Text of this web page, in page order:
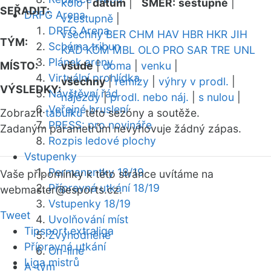
DRFG Arena
DRFG Arena
Schéma tribun
Plánek areny
Virtuální prohlídka
Návštěvní řád
Veřejné bruslení
PRESS: pro novináře
Rozpis ledové plochy
Vstupenky
Permanentky 18/19
Přípravná utkání 18/19
Vstupenky 18/19
Uvolňování míst
Zvýhodněné
On-line
A-tým
SEŘADIT:
kolo|datum SMĚR: sestupně
vzestupně
TÝM:
všechny BER CHM HAV HBR HKR JIH
KAD KOM MBL OLO PRO SAR TRE UNL
MÍSTO:
všude|doma venku
VÝSLEDKY:
všechny|remízy výhry v prodl.
nájezdy|prodl. nebo náj. s nulou
Zobrazittabulkutéto sezóny a soutěže.
Zadaným parametrům nevyhovuje žádný zápas.
Vaše připomínky k této stránce uvítáme na
webmaster@esports.cz.
Tweet
Tipsport extraliga
Přípravná utkání
Liga mistrů